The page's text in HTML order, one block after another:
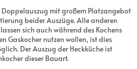
mit großem Platzangebot
beider Auszüge. Alle anderen
sich auch während des Kochens
Gaskocher nutzen wollen, ist dies
Der Auszug der Heckküche ist
dieser Bauart.